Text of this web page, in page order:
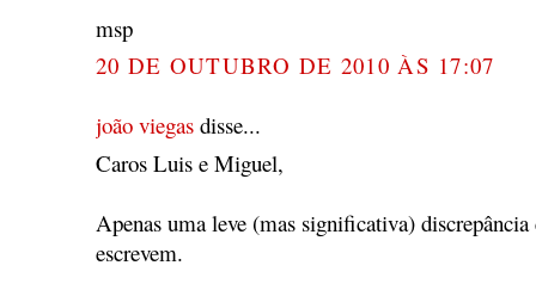
msp
20 DE OUTUBRO DE 2010 ÀS 17:07
joão viegas disse...
Caros Luis e Miguel,
Apenas uma leve (mas significativa) discrepância
escrevem.